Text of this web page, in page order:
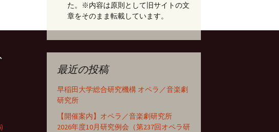
た。※内容は原則として旧サイトの文
章をそのまま転載しています。
最近の投稿
早稲田大学総合研究機構 オペラ／音楽劇
研究所
【開催案内】オペラ／音楽劇研究所
2026年度10月研究例会（第237回オペラ研